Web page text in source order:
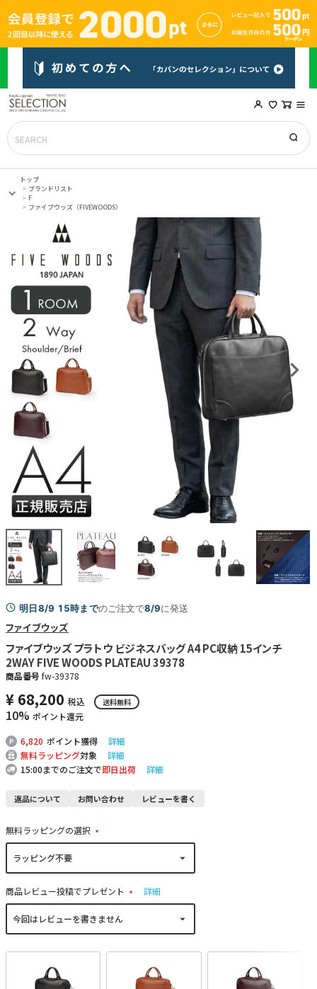
トップ
ブランドリスト
F
ファイブウッズ（FIVEWOODS）
明日8/9 15時までのご注文で8/9に発送
ファイブウッズ
ファイブウッズ プラトウ ビジネスバッグ A4 PC収納 15インチ
2WAY FIVE WOODS PLATEAU 39378
商品番号 fw-39378
¥ 68,200 税込 送料無料
10% ポイント還元
6,820 ポイント獲得
詳細
無料ラッピング対象
詳細
15:00までのご注文で即日出荷 詳細
返品について お問い合わせ レビューを書く
無料ラッピングの選択
(
商品レビュー投稿でプレゼント
(
詳細